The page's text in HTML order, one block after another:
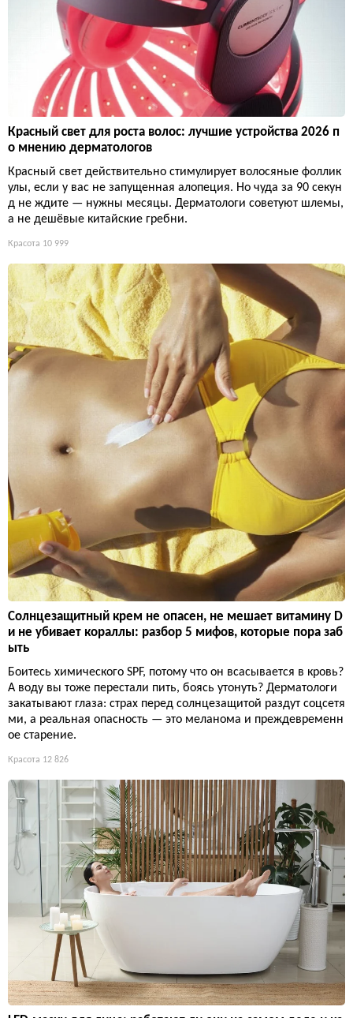
Красный свет для роста волос: лучшие устройства 2026 п
о мнению дерматологов
Красный свет действительно стимулирует волосяные фоллик
улы, если у вас не запущенная алопеция. Но чуда за 90 секун
д не ждите — нужны месяцы. Дерматологи советуют шлемы,
а не дешёвые китайские гребни.
Красота 10 999
Солнцезащитный крем не опасен, не мешает витамину D
и не убивает кораллы: разбор 5 мифов, которые пора заб
ыть
Боитесь химического SPF, потому что он всасывается в кровь?
А воду вы тоже перестали пить, боясь утонуть? Дерматологи
закатывают глаза: страх перед солнцезащитой раздут соцсетя
ми, а реальная опасность — это меланома и преждевременн
ое старение.
Красота 12 826